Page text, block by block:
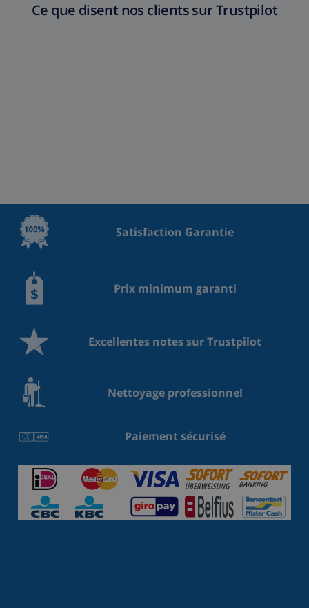
Ce que disent nos clients sur Trustpilot
Satisfaction Garantie
Prix minimum garanti
Excellentes notes sur Trustpilot
Nettoyage professionnel
Paiement sécurisé